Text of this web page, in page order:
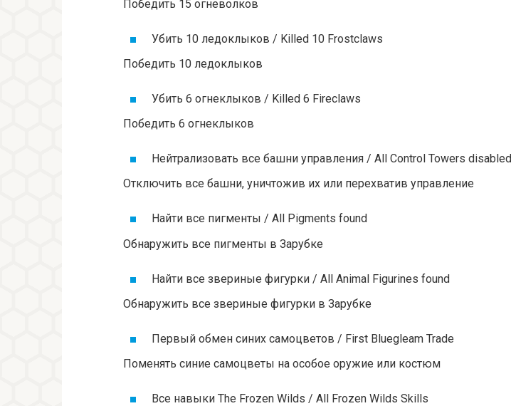
Победить 15 огневолков
Убить 10 ледоклыков / Killed 10 Frostclaws
Победить 10 ледоклыков
Убить 6 огнеклыков / Killed 6 Fireclaws
Победить 6 огнеклыков
Нейтрализовать все башни управления / All Control Towers disabled
Отключить все башни, уничтожив их или перехватив управление
Найти все пигменты / All Pigments found
Обнаружить все пигменты в Зарубке
Найти все звериные фигурки / All Animal Figurines found
Обнаружить все звериные фигурки в Зарубке
Первый обмен синих самоцветов / First Bluegleam Trade
Поменять синие самоцветы на особое оружие или костюм
Все навыки The Frozen Wilds / All Frozen Wilds Skills